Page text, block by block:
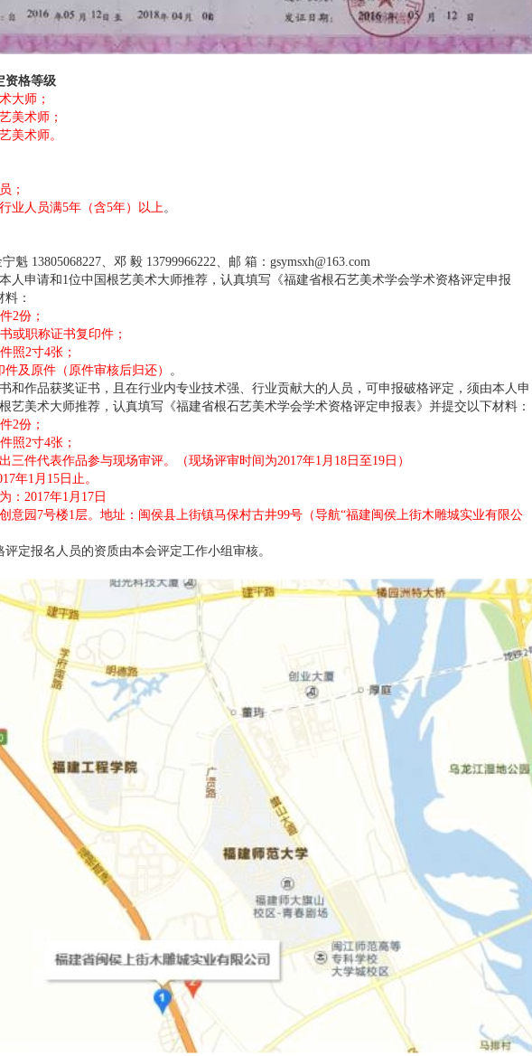
资格等级
大师；
美术师；
美术师。
；
业人员满5年（含5年）以上。
魁 13805068227、邓 毅 13799966222、邮 箱：gsymsxh@163.com
人申请和1位中国根艺美术大师推荐，认真填写《福建省根石艺美术学会学术资格评定申报
：
2份；
或职称证书复印件；
照2寸4张；
及原件（原件审核后归还） 。
和作品获奖证书，且在行业内专业技术强、行业贡献大的人员，可申报破格评定，须由本人申
艺美术大师推荐，认真填写《福建省根石艺美术学会学术资格评定申报表》并提交以下材料：
2份；
照2寸4张；
三件代表作品参与现场审评。（现场评审时间为2017年1月18日至19日）
年1月15日止。
：2017年1月17日
意园7号楼1层。地址：闽侯县上街镇马保村古井99号（导航“福建闽侯上街木雕城实业有限公
评定报名人员的资质由本会评定工作小组审核。